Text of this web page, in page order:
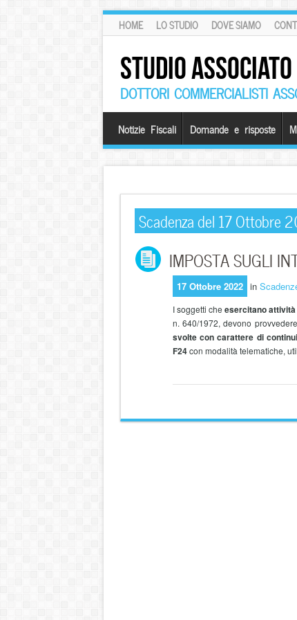
HOME LO STUDIO DOVE SIAMO
STUDIO
DOTTORI COMMERCIALISTI
Notizie Fiscali Domande e risposte
Scadenza del 17 Ottobre
IMPOSTA SUGLI
17 Ottobre 2022 in
I soggetti che esercitano
n. 640/1972, devono
svolte con carattere di
F24con modalità telematiche,